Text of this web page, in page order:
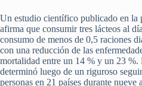
Un estudio científico publicado en la
afirma que consumir tres lácteos al
consumo de menos de 0,5 raciones
con una reducción de las
mortalidad entre un 14 % y un 23 %.
determinó luego de un riguroso
personas en 21 países durante nueve